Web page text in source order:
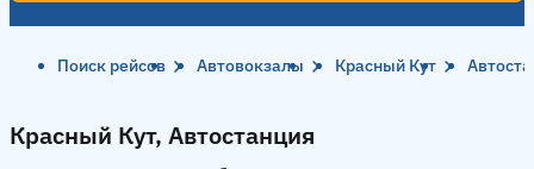
Поиск рейсов Автовокзалы Красный Кут
Красный Кут, Автостанция